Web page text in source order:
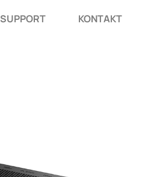
SUPPORT KONTAKT